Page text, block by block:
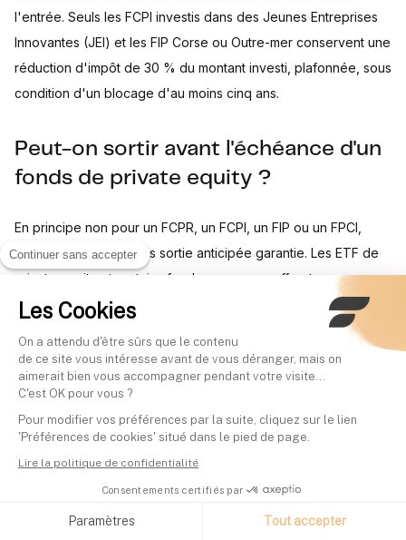
Continuer sans accepter
Les Cookies
On a attendu d'être sûrs que le contenu
de ce site vous intéresse avant de vous déranger, mais on
aimerait bien vous accompagner pendant votre visite...
C'est OK pour vous ?
Pour modifier vos préférences par la suite, cliquez sur le lien
'Préférences de cookies' situé dans le pied de page.
Lire la politique de confidentialité
Consentements certifiés par
Paramètres Tout accepter
l'entrée. Seuls les FCPI investis dans des Jeunes Entreprises
Innovantes (JEI) et les FIP Corse ou Outre-mer conservent une
réduction d'impôt de 30 % du montant investi, plafonnée, sous
condition d'un blocage d'au moins cinq ans.
Peut-on sortir avant l'échéance d'un
fonds de private equity ?
En principe non pour un FCPR, un FCPI, un FIP ou un FPCI,
bloqués 5 à 12 ans sans sortie anticipée garantie. Les ETF de
private equity et certains fonds evergreen offrent en
revanche une liquidité quotidienne à trimestrielle, et certaines
secondaire, mais la revente de parts y reste rare.
Le private equity est-il accessible
via un PER ?
Oui. Le Plan d'Épargne Retraite peut intégrer des unités de
compte de private equity. Les versements ouvrent droit à une